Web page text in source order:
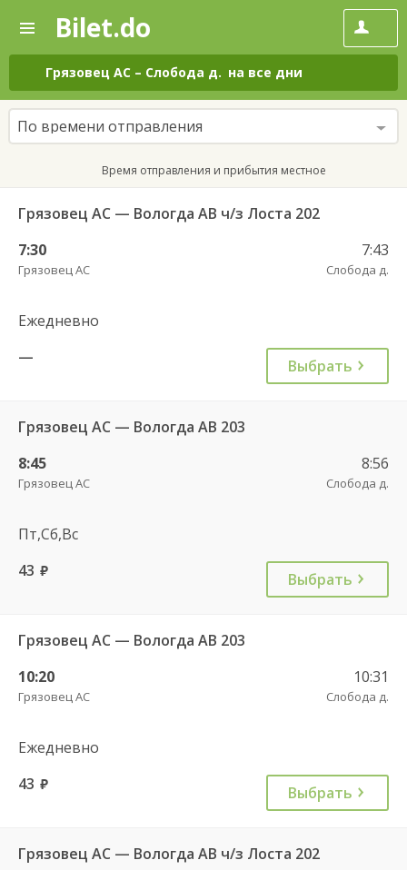
—
Поиск
и
покупка
билетов
на
автобус
онлайн
Bilet.do
Грязовец АС – Слобода д. на все дни
По времени отправления
Время отправления и прибытия местное
Грязовец АС — Вологда АВ ч/з Лоста 202
7:30
Грязовец АС
7:43
Слобода д.
Ежедневно
—
Выбрать
Грязовец АС — Вологда АВ 203
8:45
Грязовец АС
8:56
Слобода д.
Пт,Сб,Вс
43 руб. Выбрать
Грязовец АС — Вологда АВ 203
10:20
Грязовец АС
10:31
Слобода д.
Ежедневно
43 руб. Выбрать
Грязовец АС — Вологда АВ ч/з Лоста 202